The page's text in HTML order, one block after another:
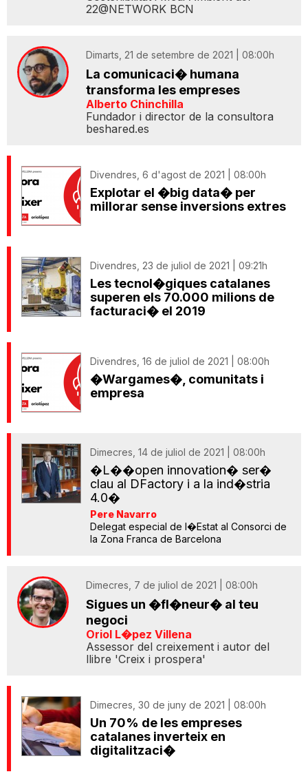
22@NETWORK BCN
Dimarts, 21 de setembre de 2021 | 08:00h
La comunicaci� humana
transforma les empreses
Alberto Chinchilla
Fundador i director de la consultora
beshared.es
Divendres, 6 d'agost de 2021 | 08:00h
Explotar el �big data� per
millorar sense inversions extres
Divendres, 23 de juliol de 2021 | 09:21h
Les tecnol�giques catalanes
superen els 70.000 milions de
facturaci� el 2019
Divendres, 16 de juliol de 2021 | 08:00h
�Wargames�, comunitats i
empresa
Dimecres, 14 de juliol de 2021 | 08:00h
�L��open innovation� ser�
clau al DFactory i a la ind�stria
4.0�
Pere Navarro
Delegat especial de l�Estat al Consorci de
la Zona Franca de Barcelona
Dimecres, 7 de juliol de 2021 | 08:00h
Sigues un �fl�neur� al teu
negoci
Oriol L�pez Villena
Assessor del creixement i autor del
llibre 'Creix i prospera'
Dimecres, 30 de juny de 2021 | 08:00h
Un 70% de les empreses
catalanes inverteix en
digitalitzaci�